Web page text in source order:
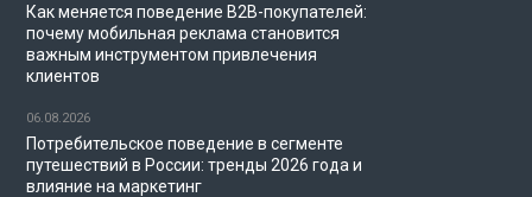
Как меняется поведение B2B-покупателей:
почему мобильная реклама становится
важным инструментом привлечения
клиентов
06.08.2026
Потребительское поведение в сегменте
путешествий в России: тренды 2026 года и
влияние на маркетинг